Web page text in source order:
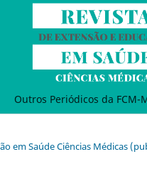
Outros Periódicos da FCM-
em Saúde Ciências Médicas